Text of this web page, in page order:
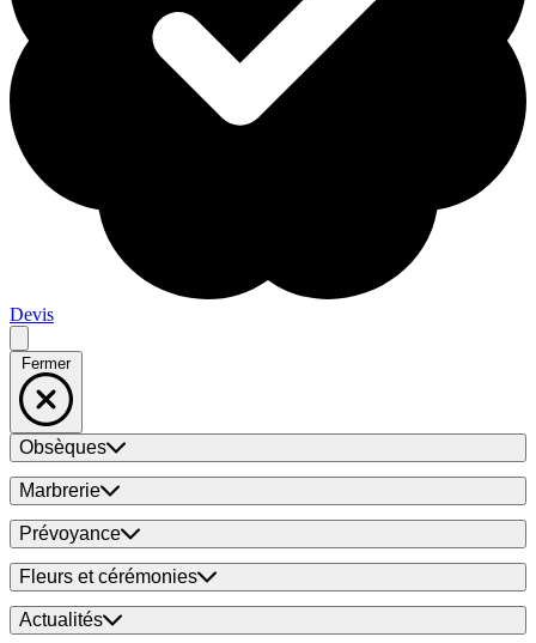
Devis
Fermer
Obsèques
Marbrerie
Prévoyance
Fleurs et cérémonies
Actualités